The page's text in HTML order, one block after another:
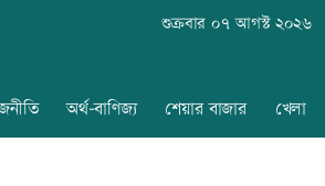
শুক্রবার ০৭ আগস্ট ২০২৬
অর্থ-বাণিজ্য শেয়ার বাজার খেলা